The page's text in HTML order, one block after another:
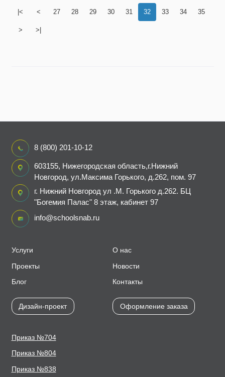
|< < 27 28 29 30 31 32 33 34 35
> >|
Услуги
Проекты
Блог
Дизайн-проект
О нас
Новости
Контакты
Оформление заказа
Приказ №704
Приказ №804
Приказ №838
8 (800) 201-10-12
603155, Нижегородская область,г.Нижний
Новгород, ул.Максима Горького, д.262, пом. 97
г. Нижний Новгород ул .М. Горького д.262. БЦ
"Богемия Палас" 8 этаж, кабинет 97
info@schoolsnab.ru